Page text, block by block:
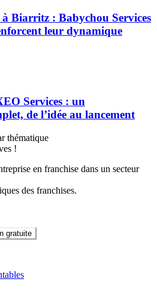
Biarritz : Babychou Services
leur dynamique
Services : un
de l’idée au lancement
thématique
!
en franchise dans un secteur
des franchises.
gratuite